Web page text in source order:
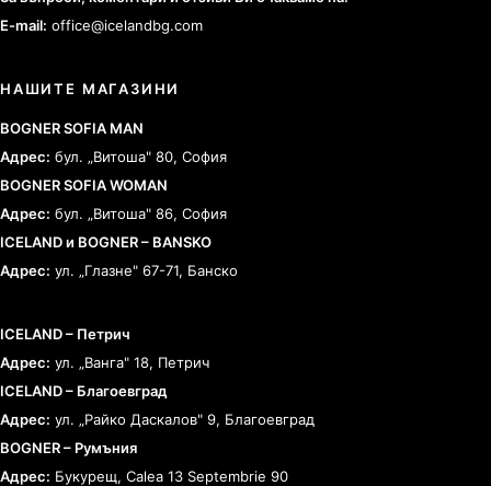
E-mail: office@icelandbg.com
НАШИТЕ МАГАЗИНИ
BOGNER SOFIA MAN
Адрес: бул. „Витоша" 80, София
BOGNER SOFIA WOMAN
Адрес: бул. „Витоша" 86, София
ICELAND и BOGNER – BANSKO
Адрес: ул. „Глазне" 67-71, Банско
ICELAND – Петрич
Адрес: ул. „Ванга" 18, Петрич
ICELAND – Благоевград
Адрес: ул. „Райко Даскалов" 9, Благоевград
BOGNER – Румъния
Адрес: Букурещ, Calea 13 Septembrie 90